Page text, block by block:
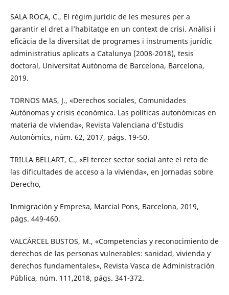
SALA ROCA, C., El règim jurídic de les mesures per a
garantir el dret a l’habitatge en un context de crisi. Anàlisi i
eficàcia de la diversitat de programes i instruments jurídic
administratius aplicats a Catalunya (2008-2018), tesis
doctoral, Universitat Autònoma de Barcelona, Barcelona,
2019.
TORNOS MAS, J., «Derechos sociales, Comunidades
Autónomas y crisis económica. Las políticas autonómicas en
materia de vivienda», Revista Valenciana d’Estudis
Autonòmics, núm. 62, 2017, págs. 19-50.
TRILLA BELLART, C., «El tercer sector social ante el reto de
las dificultades de acceso a la vivienda», en Jornadas sobre
Derecho,
Inmigración y Empresa, Marcial Pons, Barcelona, 2019,
págs. 449-460.
VALCÁRCEL BUSTOS, M., «Competencias y reconocimiento de
derechos de las personas vulnerables: sanidad, vivienda y
derechos fundamentales», Revista Vasca de Administración
Pública, núm. 111,2018, págs. 341-372.